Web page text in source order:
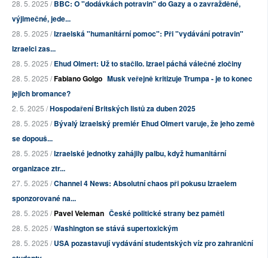
28. 5. 2025 /BBC: O "dodávkách potravin" do Gazy a o zavražděné,
výjimečné, jede...
28. 5. 2025 /Izraelská "humanitární pomoc": Při "vydávání potravin"
Izraelci zas...
28. 5. 2025 /Ehud Olmert: Už to stačilo. Izrael páchá válečné zločiny
28. 5. 2025 /Fabiano Golgo Musk veřejně kritizuje Trumpa - je to konec
jejich bromance?
2. 5. 2025 /Hospodaření Britských listů za duben 2025
28. 5. 2025 /Bývalý izraelský premiér Ehud Olmert varuje, že jeho země
se dopouš...
28. 5. 2025 /Izraelské jednotky zahájily palbu, když humanitární
organizace ztr...
27. 5. 2025 /Channel 4 News: Absolutní chaos při pokusu Izraelem
sponzorované na...
28. 5. 2025 /Pavel Veleman České politické strany bez paměti
28. 5. 2025 /Washington se stává supertoxickým
28. 5. 2025 /USA pozastavují vydávání studentských víz pro zahraniční